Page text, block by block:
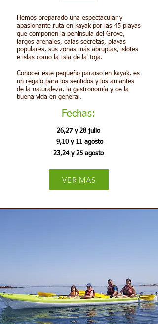
Hemos preparado una espectacular y
apasionante ruta en kayak por las 45 playas
que componen la peninsula del Grove,
largos arenales, calas secretas, playas
populares, sus zonas más abruptas, islotes
e islas como la Isla de la Toja.
Conocer este pequeño paraiso en kayak, es
un regalo para los sentidos y los amantes
de la naturaleza, la gastronomía y de la
buena vida en general.
Fechas:
26,27 y 28 julio
9,10 y 11 agosto
23,24 y 25 agosto
VER MAS